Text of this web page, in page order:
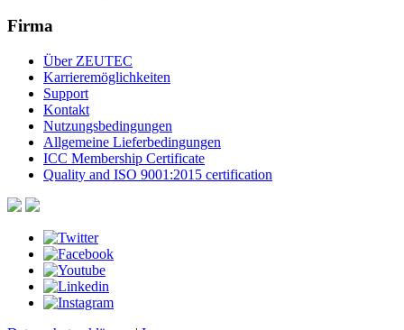
Firma
Über ZEUTEC
Karrieremöglichkeiten
Support
Kontakt
Nutzungsbedingungen
Allgemeine Lieferbedingungen
ICC Membership Certificate
Quality and ISO 9001:2015 certification